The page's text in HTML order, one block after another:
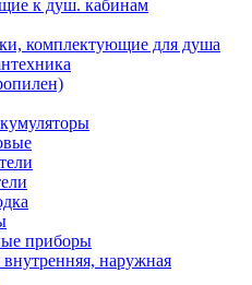
к душ. кабинам
комплектующие для душа
приборы
наружная